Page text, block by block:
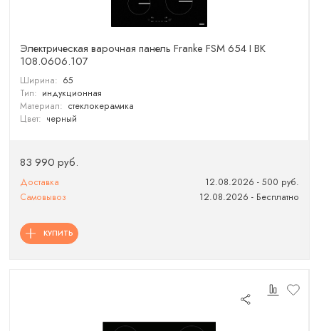
Электрическая варочная панель Franke FSM 654 I BK
108.0606.107
Ширина: 65
Тип: индукционная
Материал: стеклокерамика
Цвет: черный
83 990 руб.
Доставка
12.08.2026 - 500 руб.
Самовывоз
12.08.2026 - Бесплатно
КУПИТЬ